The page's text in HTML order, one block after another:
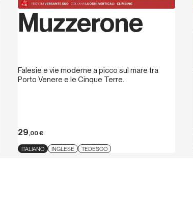
Muzzerone
Falesie e vie moderne a picco sul mare tra
Porto Venere e le Cinque Terre.
29,00€
ITALIANO INGLESE TEDESCO